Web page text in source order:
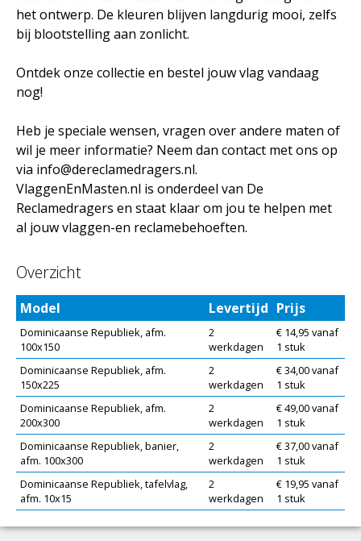
het ontwerp. De kleuren blijven langdurig mooi, zelfs
bij blootstelling aan zonlicht.
Ontdek onze collectie en bestel jouw vlag vandaag
nog!
Heb je speciale wensen, vragen over andere maten of
wil je meer informatie? Neem dan contact met ons op
via info@dereclamedragers.nl.
VlaggenEnMasten.nl is onderdeel van De
Reclamedragers en staat klaar om jou te helpen met
al jouw vlaggen-en reclamebehoeften.
Overzicht
Model Levertijd Prijs
Dominicaanse Republiek, afm.
100x150
2
werkdagen
€ 14,95 vanaf
1 stuk
Dominicaanse Republiek, afm.
150x225
2
werkdagen
€ 34,00 vanaf
1 stuk
Dominicaanse Republiek, afm.
200x300
2
werkdagen
€ 49,00 vanaf
1 stuk
Dominicaanse Republiek, banier,
afm. 100x300
2
werkdagen
€ 37,00 vanaf
1 stuk
Dominicaanse Republiek, tafelvlag,
afm. 10x15
2
werkdagen
€ 19,95 vanaf
1 stuk